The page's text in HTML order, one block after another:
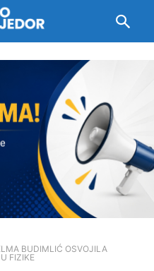
BUDIMLIĆ OSVOJILA
FIZIKE